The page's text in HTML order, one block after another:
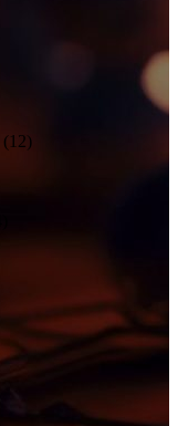
(12)